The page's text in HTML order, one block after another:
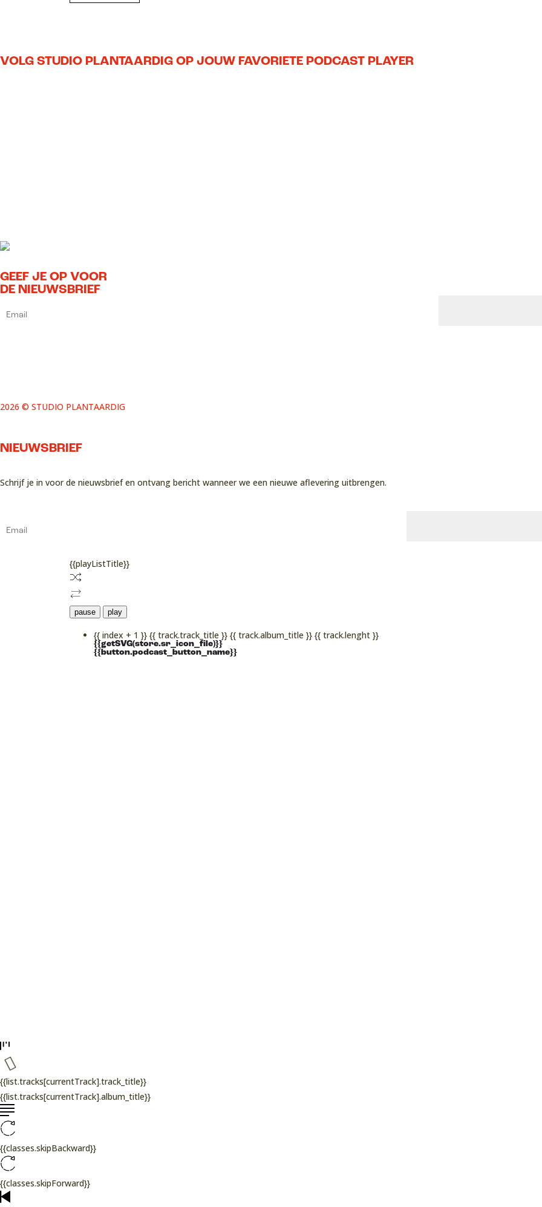
VOLG STUDIO PLANTAARDIG OP JOUW FAVORIETE PODCAST PLAYER
GEEF JE OP VOOR
DE NIEUWSBRIEF
2026 © STUDIO PLANTAARDIG
NIEUWSBRIEF
Schrijf je in voor de nieuwsbrief en ontvang bericht wanneer we een nieuwe aflevering uitbrengen.
{{playListTitle}}
pause play
{{ index + 1 }} {{ track.track_title }} {{ track.album_title }} {{ track.lenght }}
{{getSVG(store.sr_icon_file)}}
{{button.podcast_button_name}}
{{list.tracks[currentTrack].track_title}}
{{list.tracks[currentTrack].album_title}}
{{classes.skipBackward}}
{{classes.skipForward}}